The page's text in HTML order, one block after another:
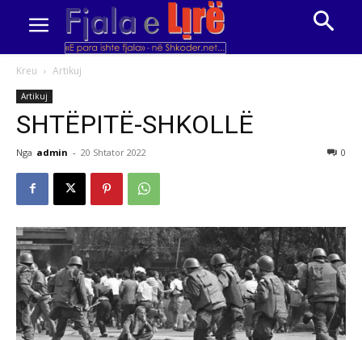
Kreu Artikuj
Artikuj
SHTËPITË-SHKOLLË
Nga admin - 20 Shtator 2022 0